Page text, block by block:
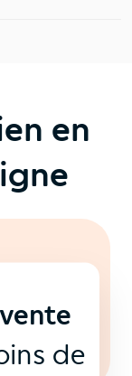
en
de